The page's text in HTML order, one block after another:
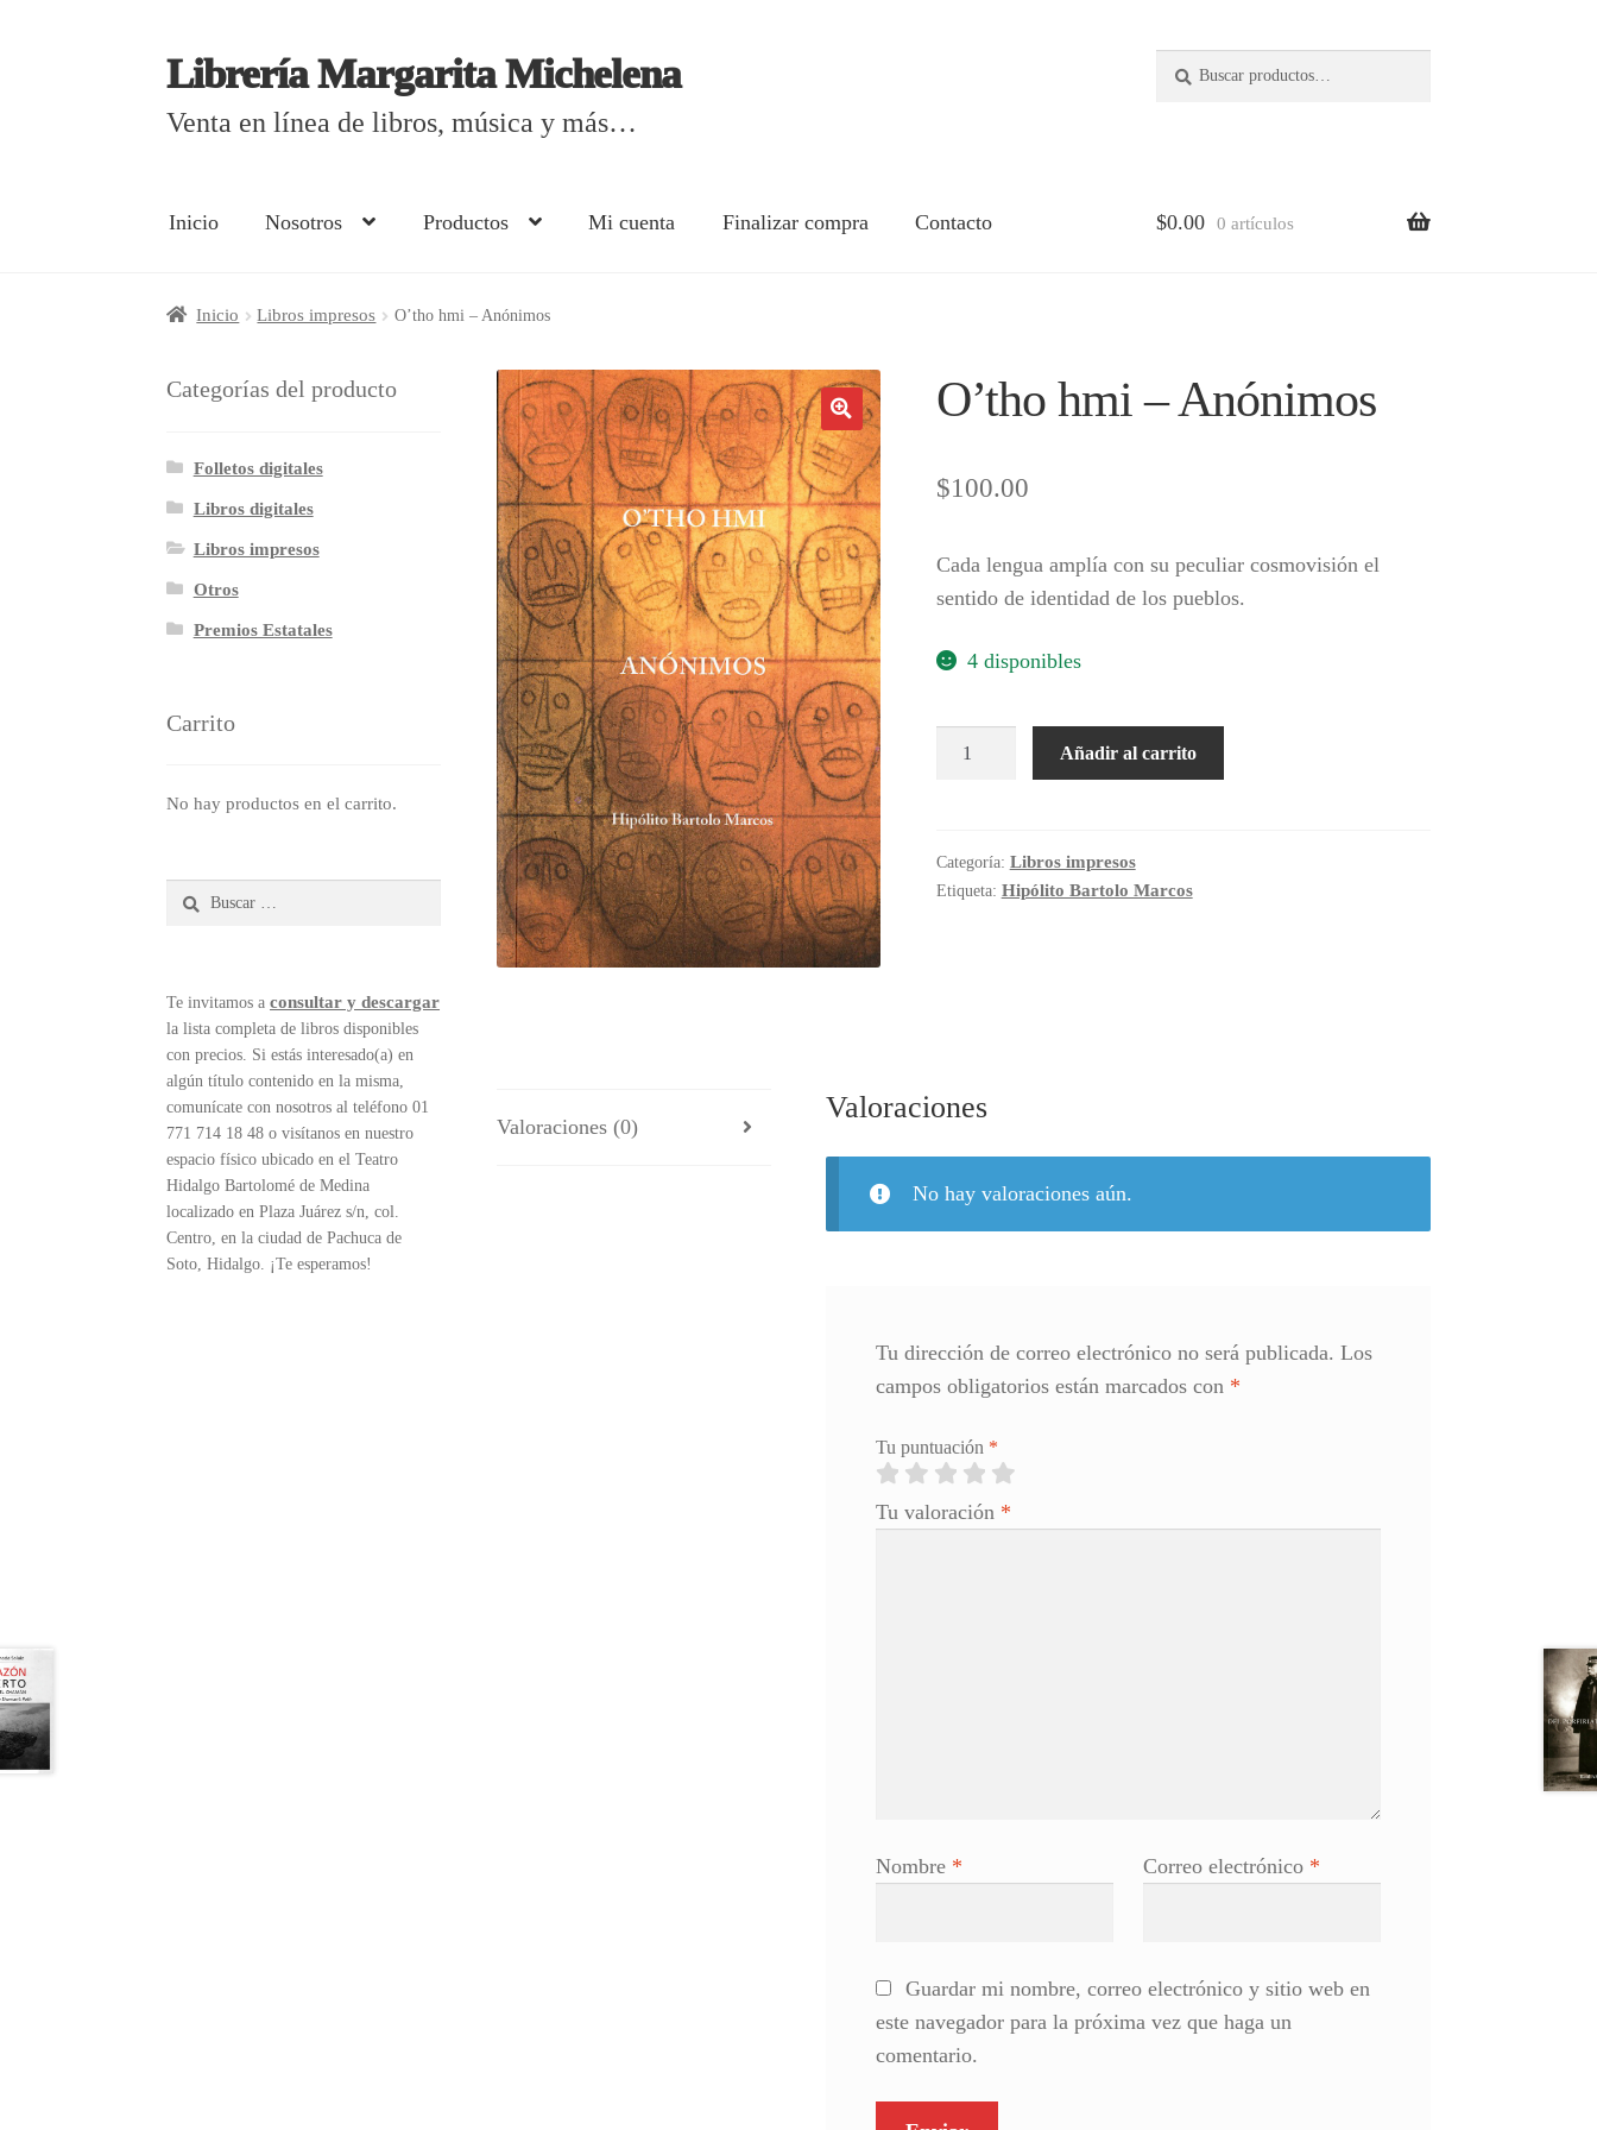
Saltar
navegación
Ir
contenido
Librería Margarita Michelena
Venta en línea de libros, música y más…
por:
Inicio Nosotros Productos Mi cuenta Finalizar compra Contacto
Inicio¿Cómo comprar? Aviso de privacidad | Tienda en línea Margarita Michelena
Curso en línea de elaboración de libros electrónicos Finalizar compra Listas de precios Margarita Michelena
$0.00 0 artículos
Inicio Libros impresos O’tho hmi – Anónimos
O’tho hmi – Anónimos
$100.00
Cada lengua amplía con su peculiar cosmovisión el
sentido de identidad de los pueblos.
4 disponibles
cantidad
Añadir al carrito
Categoría: Libros impresos
Etiqueta: Hipólito Bartolo Marcos
Valoraciones (0)
Valoraciones
No hay valoraciones aún.
Tu dirección de correo electrónico no será publicada. Los
campos obligatorios están marcados con *
Tu puntuación *
Tu valoración *
Nombre * Correo electrónico *
Guardar mi nombre, correo electrónico y sitio web en
este navegador para la próxima vez que haga un
comentario.
Categorías del producto
Folletos digitales
Libros digitales
Libros impresos
Otros
Premios Estatales
Carrito
No hay productos en el carrito.
Te invitamos aconsultar y descargar
la lista completa de libros disponibles
con precios. Si estás interesado(a) en
algún título contenido en la misma,
comunícate con nosotros al teléfono 01
771 714 18 48 o visítanos en nuestro
espacio físico ubicado en el Teatro
Hidalgo Bartolomé de Medina
localizado en Plaza Juárez s/n, col.
Centro, en la ciudad de Pachuca de
Soto, Hidalgo. ¡Te esperamos!